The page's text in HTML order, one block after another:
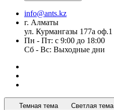
info@ants.kz
г. Алматы
ул. Курмангазы 177а оф.1
Пн - Пт: с 9:00 до 18:00
Сб - Вс: Выходные дни
Темная тема Светлая тема